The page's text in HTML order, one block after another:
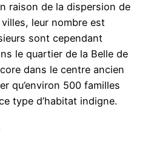
raison de la dispersion de
leur nombre est
sont cependant
le quartier de la Belle de
dans le centre ancien
qu’environ 500 familles
type d’habitat indigne.